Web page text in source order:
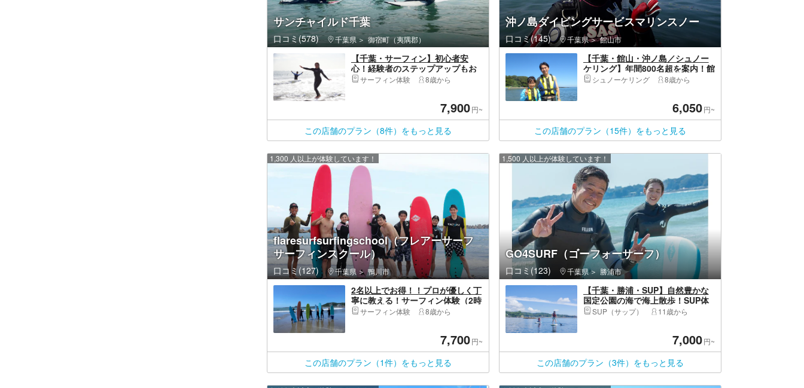
サンチャイルド千葉
口コミ(578) 千葉県 御宿町（夷隅郡）
【千葉・サーフィン】初心者安
心！経験者のステップアップもお
手伝い！カップル、お子様、熟
サーフィン体験 8歳から
7,900円~
この店舗のプラン（8件）をもっと見る
沖ノ島ダイビングサービスマリンスノー
口コミ(145) 千葉県 館山市
【千葉・館山・沖ノ島／シュノー
ケリング】年間800名超を案内！館
山出身のダイビングインストラク
女子旅に人気・写真＆動画無料
（2〜3時間）
シュノーケリング 8歳から
6,050円~
この店舗のプラン（15件）をもっと見る
flaresurfsurfingschool（フレアーサーフ
サーフィンスクール）
口コミ(127) 千葉県 鴨川市
1,300 人以上が体験しています！
2名以上でお得！！プロが優しく丁
寧に教える！サーフィン体験（2時
間）【千葉・鴨川・サーフィン体
サーフィン体験 8歳から
7,700円~
この店舗のプラン（1件）をもっと見る
GO4SURF（ゴーフォーサーフ）
口コミ(123) 千葉県 勝浦市
1,500 人以上が体験しています！
【千葉・勝浦・SUP】自然豊かな
国定公園の海で海上散歩！SUP体
験ツアー
SUP（サップ） 11歳から
7,000円~
この店舗のプラン（3件）をもっと見る